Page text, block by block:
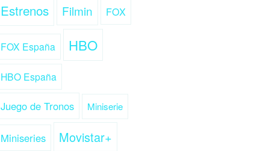
Estrenos Filmin FOX
FOX España HBO
HBO España
Juego de Tronos Miniserie
Miniseries Movistar+